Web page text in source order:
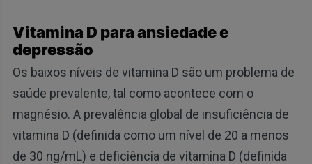
Vitamina D para ansiedade e
depressão
Os baixos níveis de vitamina D são um problema de
saúde prevalente, tal como acontece com o
magnésio. A prevalência global de insuficiência de
vitamina D (definida como um nível de 20 a menos
de 30 ng/mL) e deficiência de vitamina D (definida